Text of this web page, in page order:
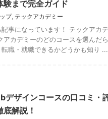
験まで完全ガイド
プ, テックアカデミー
事になっています！ テックアカ
アカデミーのどのコースを選んだ
職・就職できるかどうかも知り ...
デザインコースの口コミ・
解説！